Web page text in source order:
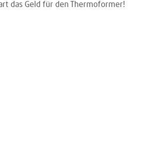
das Geld für den Thermoformer!